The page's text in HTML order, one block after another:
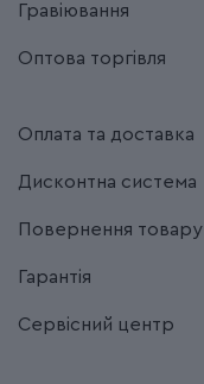
Гравіювання
Оптова торгівля
Оплата та доставка
Дисконтна система
Повернення товару
Гарантія
Сервісний центр